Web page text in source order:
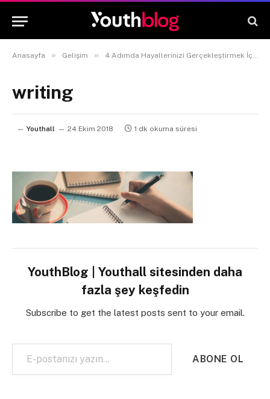
Anasayfa » Gelişim » 4 Adımda Hayallerinizi Gerçekleştirmek İçin İlk Planınızı Yapın!
writing
Youthall 24 Ekim 2018 1 dk okuma süresi
YouthBlog | Youthall sitesinden daha
fazla şey keşfedin
Subscribe to get the latest posts sent to your email.
E-postanızı yazın…
ABONE OL